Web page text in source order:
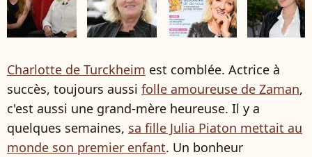
Charlotte de Turckheim est comblée. Actrice à
succès, toujours aussi folle amoureuse de Zaman,
c'est aussi une grand-mère heureuse. Il y a
quelques semaines, sa fille Julia Piaton mettait au
monde son premier enfant. Un bonheur